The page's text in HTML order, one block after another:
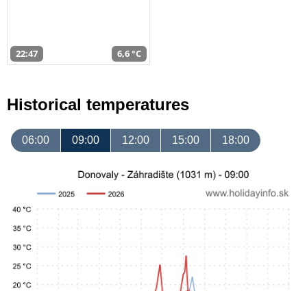
22:47 6,6 °C
Historical temperatures
06:00 09:00 12:00 15:00 18:00